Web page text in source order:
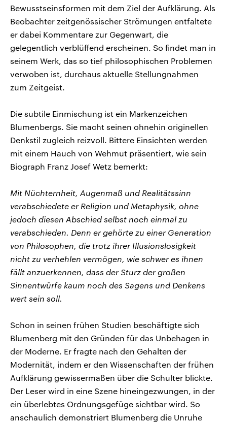
Bewusstseinsformen mit dem Ziel der Aufklärung. Als
Beobachter zeitgenössischer Strömungen entfaltete
er dabei Kommentare zur Gegenwart, die
gelegentlich verblüffend erscheinen. So findet man in
seinem Werk, das so tief philosophischen Problemen
verwoben ist, durchaus aktuelle Stellungnahmen
zum Zeitgeist.
Die subtile Einmischung ist ein Markenzeichen
Blumenbergs. Sie macht seinen ohnehin originellen
Denkstil zugleich reizvoll. Bittere Einsichten werden
mit einem Hauch von Wehmut präsentiert, wie sein
Biograph Franz Josef Wetz bemerkt:
Mit Nüchternheit, Augenmaß und Realitätssinn
verabschiedete er Religion und Metaphysik, ohne
jedoch diesen Abschied selbst noch einmal zu
verabschieden. Denn er gehörte zu einer Generation
von Philosophen, die trotz ihrer Illusionslosigkeit
nicht zu verhehlen vermögen, wie schwer es ihnen
fällt anzuerkennen, dass der Sturz der großen
Sinnentwürfe kaum noch des Sagens und Denkens
wert sein soll.
Schon in seinen frühen Studien beschäftigte sich
Blumenberg mit den Gründen für das Unbehagen in
der Moderne. Er fragte nach den Gehalten der
Modernität, indem er den Wissenschaften der frühen
Aufklärung gewissermaßen über die Schulter blickte.
Der Leser wird in eine Szene hineingezwungen, in der
ein überlebtes Ordnungsgefüge sichtbar wird. So
anschaulich demonstriert Blumenberg die Unruhe